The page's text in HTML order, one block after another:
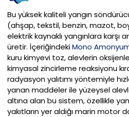
Bu yüksek kaliteli yangın
(ahşap, tekstil, benzin, mazot,
elektrik kaynaklı yangınlara karşı
üretir. İçeriğindekiMono
kuru kimyevi toz, alevlerin
kimyasal zincirleme reaksiyonu
radyasyon yalıtımı yöntemiyle
yanan maddeler ile yüzeysel
altına alan bu sistem, özellikle
yakıtların yer aldığı marin motor